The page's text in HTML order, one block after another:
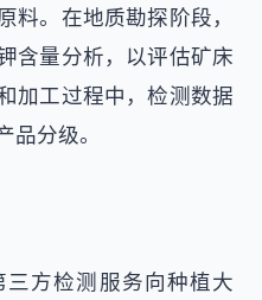
料。在地质勘探阶段，
含量分析，以评估矿床
加工过程中，检测数据
分级。
方检测服务向种植大